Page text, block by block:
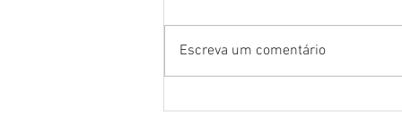
Escreva um comentário